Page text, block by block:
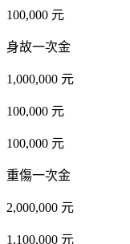
100,000 元
身故一次金
1,000,000 元
100,000 元
100,000 元
重傷一次金
2,000,000 元
1,100,000 元